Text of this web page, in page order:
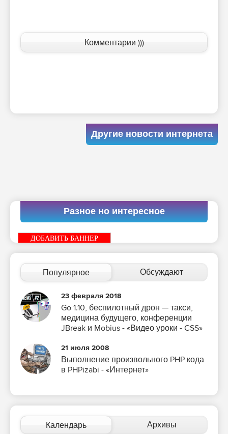
Комментарии )))
Другие новости интернета
Разное но интересное
ДОБАВИТЬ БАННЕР
Популярное Обсуждают
23 февраля 2018
Go 1.10, беспилотный дрон — такси,
медицина будущего, конференции
JBreak и Mobius - «Видео уроки - CSS»
21 июля 2008
Выполнение произвольного PHP кода
в PHPizabi - «Интернет»
Календарь Архивы